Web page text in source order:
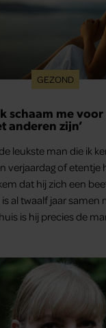
GEZOND
schaam me
anderen zijn’
leukste man die ik
verjaardag of etentje
dat hij zich een
al twaalf jaar samen
is hij precies de
de mensen zijn.